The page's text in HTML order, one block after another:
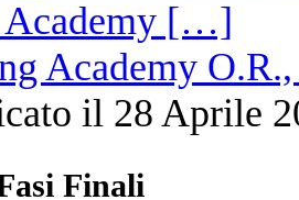
Academy
il 28 Aprile
Finali